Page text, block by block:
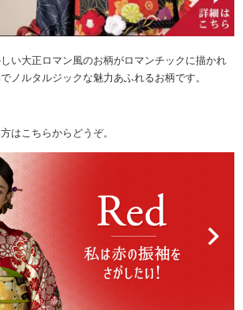
い大正ロマン風のお柄がロマンチックに描かれ
ノルタルジックな魅力あふれるお柄です。
はこちらからどうぞ。